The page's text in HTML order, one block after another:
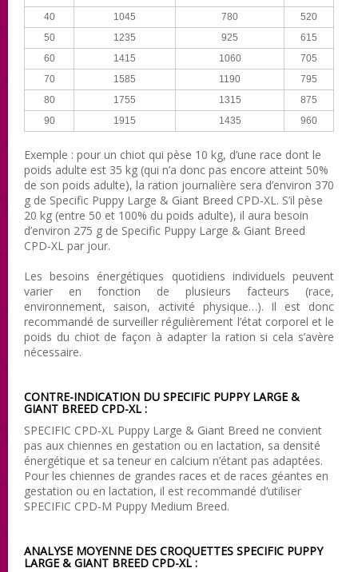
40
1045 780
520
50
1235 925
615
60
1415 1060
705
70
1585 1190
795
80
1755 1315
875
90
1915 1435 960
Exemple : pour un chiot qui pèse 10 kg, d’une race dont le
poids adulte est 35 kg (qui n’a donc pas encore atteint 50%
de son poids adulte), la ration journalière sera d’environ 370
g de Specific Puppy Large & Giant Breed CPD-XL . S’il pèse
20 kg (entre 50 et 100% du poids adulte), il aura besoin
d’environ 275 g de Specific Puppy Large & Giant Breed
CPD-XL par jour.
Les besoins énergétiques quotidiens individuels peuvent
varier en fonction de plusieurs facteurs (race,
environnement, saison, activité physique…). Il est donc
recommandé de surveiller régulièrement l’état corporel et le
poids du chiot de façon à adapter la ration si cela s’avère
nécessaire.
CONTRE-INDICATION DU SPECIFIC PUPPY LARGE &
GIANT BREED CPD-XL :
SPECIFIC CPD-XL Puppy Large & Giant Breed ne convient
pas aux chiennes en gestation ou en lactation, sa densité
énergétique et sa teneur en calcium n’étant pas adaptées.
Pour les chiennes de grandes races et de races géantes en
gestation ou en lactation, il est recommandé d’utiliser
SPECIFIC CPD-M Puppy Medium Breed.
ANALYSE MOYENNE DES CROQUETTES SPECIFIC PUPPY
LARGE & GIANT BREED CPD-XL :